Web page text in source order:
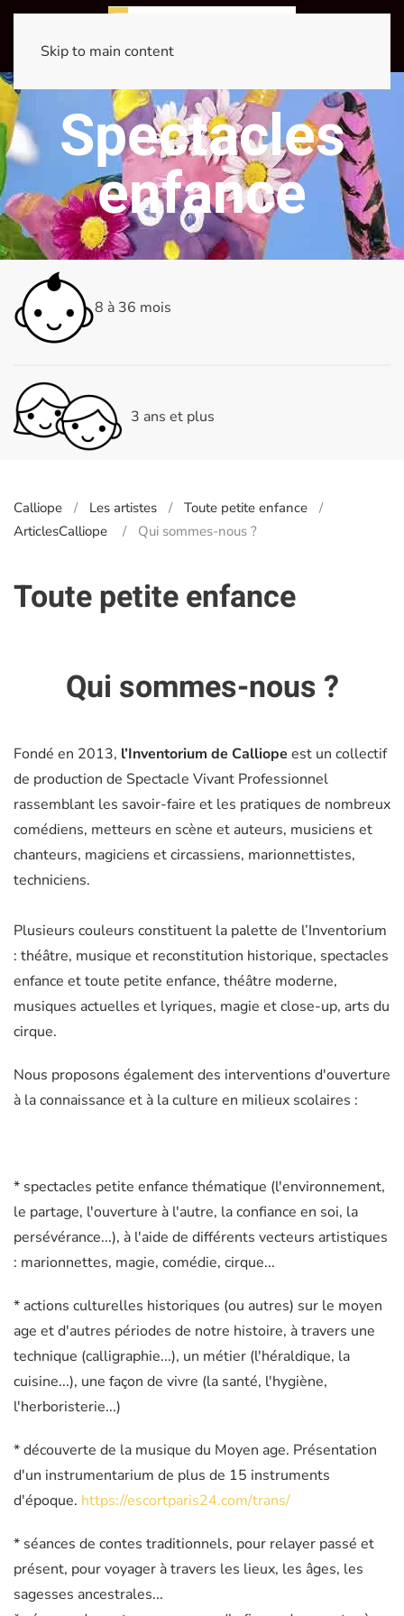
Skip to main content
Spectacles
enfance
8 à 36 mois
3 ans et plus
Calliope Les artistes
Toute petite enfance
ArticlesCalliope
Qui sommes-nous ?
Toute petite enfance
Qui sommes-nous ?
Fondé en 2013, l’Inventorium de Calliope est un collectif
de production de Spectacle Vivant Professionnel
rassemblant les savoir-faire et les pratiques de nombreux
comédiens, metteurs en scène et auteurs, musiciens et
chanteurs, magiciens et circassiens, marionnettistes,
techniciens.
Plusieurs couleurs constituent la palette de l’Inventorium
: théâtre, musique et reconstitution historique, spectacles
enfance et toute petite enfance, théâtre moderne,
musiques actuelles et lyriques, magie et close-up, arts du
cirque.
Nous proposons également des interventions d'ouverture
à la connaissance et à la culture en milieux scolaires :
* spectacles petite enfance thématique (l'environnement,
le partage, l'ouverture à l'autre, la confiance en soi, la
persévérance...), à l'aide de différents vecteurs artistiques
: marionnettes, magie, comédie, cirque...
* actions culturelles historiques (ou autres) sur le moyen
age et d'autres périodes de notre histoire, à travers une
technique (calligraphie...), un métier (l'héraldique, la
cuisine...), une façon de vivre (la santé, l'hygiène,
l'herboristerie...)
* découverte de la musique du Moyen age. Présentation
d'un instrumentarium de plus de 15 instruments
d'époque. https://escortparis24.com/trans/
* séances de contes traditionnels, pour relayer passé et
présent, pour voyager à travers les lieux, les âges, les
sagesses ancestrales...